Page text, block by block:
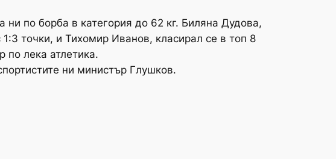
по борба в категория до 62 кг. Биляна Дудова,
точки, и Тихомир Иванов, класирал се в топ 8
по лека атлетика.
ни министър Глушков.